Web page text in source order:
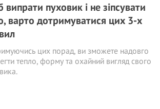
пуховик і не зіпсувати
варто дотримуватися цих 3-х
цих порад, ви зможете надовго
тепло, форму та охайний вигляд свого